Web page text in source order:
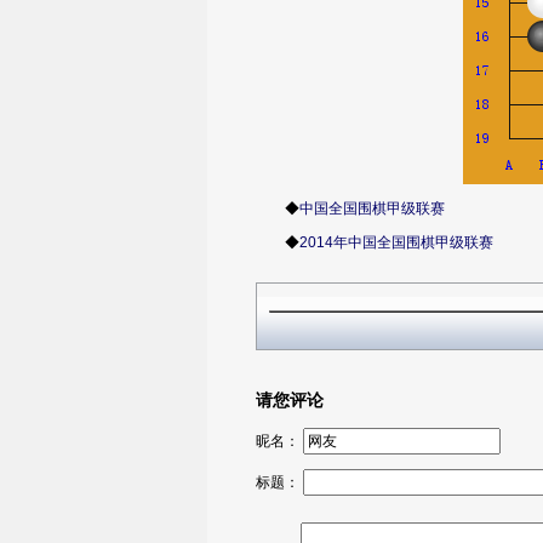
◆中国全国围棋甲级联赛
◆2014年中国全国围棋甲级联赛
请您评论
昵名：
标题：